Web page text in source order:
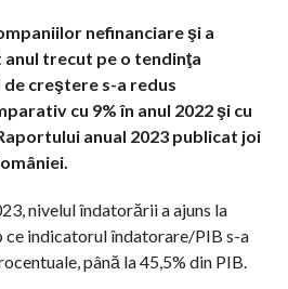
nefinanciare şi a
trecut pe o tendinţa
creştere s-a redus
cu 9% în anul 2022 şi cu
anual 2023 publicat joi
nivelul îndatorării a ajuns la
ce indicatorul îndatorare/PIB s-a
până la 45,5% din PIB.